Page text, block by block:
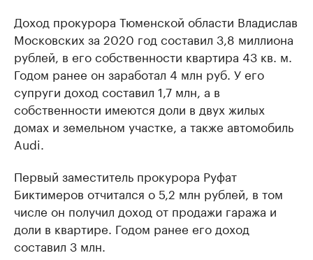
Доход прокурора Тюменской области Владислав
Московских за 2020 год составил 3,8 миллиона
рублей, в его собственности квартира 43 кв. м.
Годом ранее он заработал 4 млн руб. У его
супруги доход составил 1,7 млн, а в
собственности имеются доли в двух жилых
домах и земельном участке, а также автомобиль
Audi.
Первый заместитель прокурора Руфат
Биктимеров отчитался о 5,2 млн рублей, в том
числе он получил доход от продажи гаража и
доли в квартире. Годом ранее его доход
составил 3 млн.